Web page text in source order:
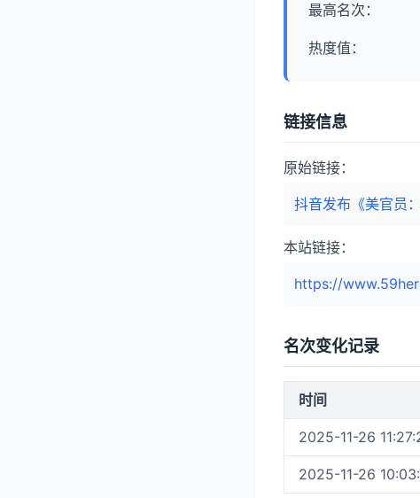
最高名次：
热度值：
链接信息
原始链接：
抖音发布《美官员
本站链接：
https://
名次变化记录
时间
2025-11-26
2025-11-26